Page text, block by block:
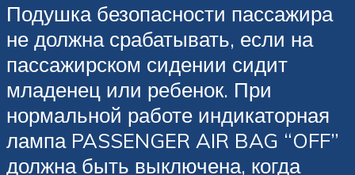
Подушка безопасности пассажира
не должна срабатывать, если на
пассажирском сидении сидит
младенец или ребенок. При
нормальной работе индикаторная
лампа PASSENGER AIR BAG “OFF”
должна быть выключена, когда